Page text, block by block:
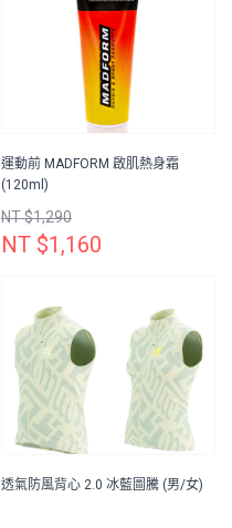
運動前 MADFORM 啟肌熱身霜
(120ml)
NT $1,290
NT $1,160
透氣防風背心 2.0 冰藍圖騰 (男/女)